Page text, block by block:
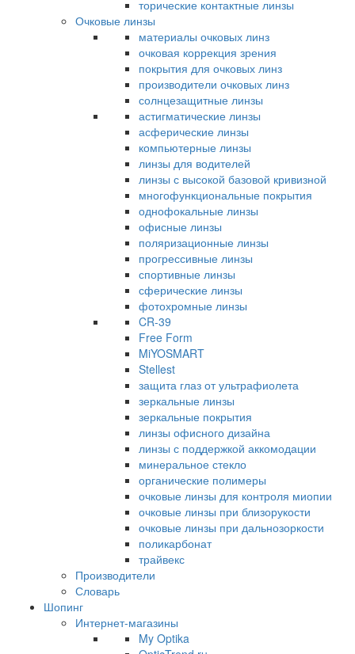
торические контактные линзы
Очковые линзы
материалы очковых линз
очковая коррекция зрения
покрытия для очковых линз
производители очковых линз
солнцезащитные линзы
астигматические линзы
асферические линзы
компьютерные линзы
линзы для водителей
линзы с высокой базовой кривизной
многофункциональные покрытия
однофокальные линзы
офисные линзы
поляризационные линзы
прогрессивные линзы
спортивные линзы
сферические линзы
фотохромные линзы
CR-39
Free Form
MiYOSMART
Stellest
защита глаз от ультрафиолета
зеркальные линзы
зеркальные покрытия
линзы офисного дизайна
линзы с поддержкой аккомодации
минеральное стекло
органические полимеры
очковые линзы для контроля миопии
очковые линзы при близорукости
очковые линзы при дальнозоркости
поликарбонат
трайвекс
Производители
Словарь
Шопинг
Интернет-магазины
My Optika